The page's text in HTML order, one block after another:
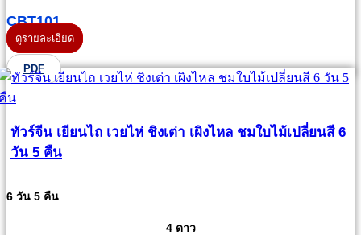
CBT101
ดูรายละเอียด
PDF
ทัวร์จีน เยียนไถ เวยไห่ ชิงเต่า เผิงไหล ชมใบไม้เปลี่ยนสี 6
วัน 5 คืน
6 วัน 5 คืน
4 ดาว